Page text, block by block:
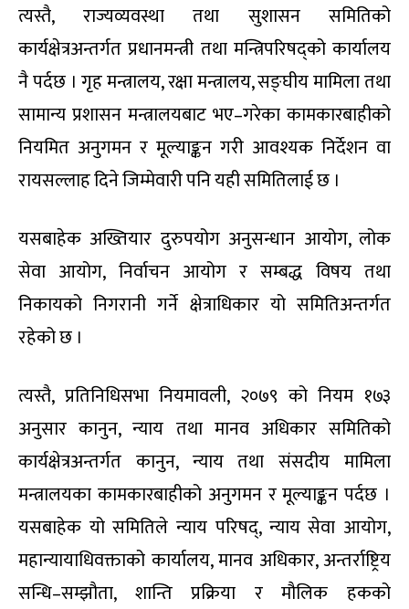
त्यस्तै, राज्यव्यवस्था तथा सुशासन समितिको
कार्यक्षेत्रअन्तर्गत प्रधानमन्त्री तथा मन्त्रिपरिषद्को कार्यालय
नै पर्दछ । गृह मन्त्रालय, रक्षा मन्त्रालय, सङ्घीय मामिला तथा
सामान्य प्रशासन मन्त्रालयबाट भए–गरेका कामकारबाहीको
नियमित अनुगमन र मूल्याङ्कन गरी आवश्यक निर्देशन वा
रायसल्लाह दिने जिम्मेवारी पनि यही समितिलाई छ ।
यसबाहेक अख्तियार दुरुपयोग अनुसन्धान आयोग, लोक
सेवा आयोग, निर्वाचन आयोग र सम्बद्ध विषय तथा
निकायको निगरानी गर्ने क्षेत्राधिकार यो समितिअन्तर्गत
रहेको छ ।
त्यस्तै, प्रतिनिधिसभा नियमावली, २०७९ को नियम १७३
अनुसार कानुन, न्याय तथा मानव अधिकार समितिको
कार्यक्षेत्रअन्तर्गत कानुन, न्याय तथा संसदीय मामिला
मन्त्रालयका कामकारबाहीको अनुगमन र मूल्याङ्कन पर्दछ ।
यसबाहेक यो समितिले न्याय परिषद्, न्याय सेवा आयोग,
महान्यायाधिवक्ताको कार्यालय, मानव अधिकार, अन्तर्राष्ट्रिय
सन्धि–सम्झौता, शान्ति प्रक्रिया र मौलिक हकको